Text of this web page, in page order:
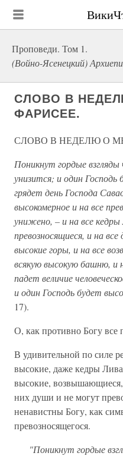
Проповеди. Том 1.
(Войно-Ясенецкий)
СЛОВО В
ФАРИСЕЕ.
СЛОВО В НЕДЕЛЮ О
Поникнут гордые взгляды
унизится; и один
грядет день Господа
высокомерное и на все
унижено, – и на все кедры
превозносящиеся, и на
высокие горы, и на все
всякую высокую башню, и
падет величие
и один Господь будет
17).
О, как противно Богу все
В удивительной по силе
высокие, даже кедры
высокие, возвышающиеся,
них души и не могут
ненавистны Богу, как
превозносящегося.
"Поникнут гордые